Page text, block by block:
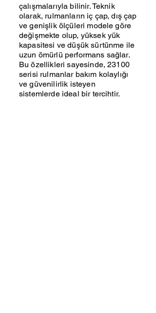
çalışmalarıyla bilinir. Teknik
olarak, rulmanların iç çap, dış çap
ve genişlik ölçüleri modele göre
değişmekte olup, yüksek yük
kapasitesi ve düşük sürtünme ile
uzun ömürlü performans sağlar.
Bu özellikleri sayesinde, 23100
serisi rulmanlar bakım kolaylığı
ve güvenilirlik isteyen
sistemlerde ideal bir tercihtir.